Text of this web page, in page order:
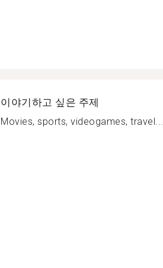
이야기하고 싶은 주제
Movies, sports, videogames, travel...